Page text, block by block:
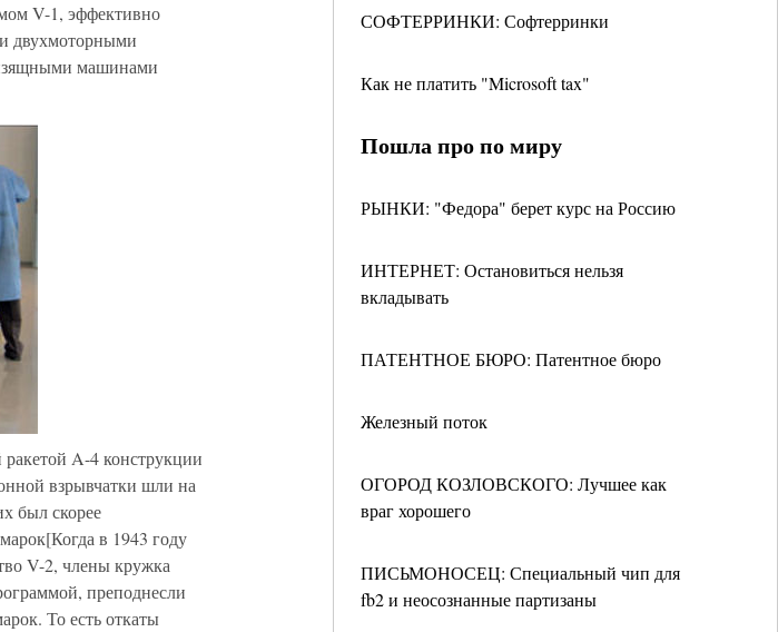
СОФТЕРРИНКИ: Софтерринки
Как не платить "Microsoft tax"
Пошла про по миру
РЫНКИ: "Федора" берет курс на Россию
ИНТЕРНЕТ: Остановиться нельзя
вкладывать
ПАТЕНТНОЕ БЮРО: Патентное бюро
Железный поток
ОГОРОД КОЗЛОВСКОГО: Лучшее как
враг хорошего
ПИСЬМОНОСЕЦ: Специальный чип для
fb2 и неосознанные партизаны
V-1, эффективно
двухмоторными
машинами
A-4 конструкции
взрывчатки шли на
был скорее
в 1943 году
V-2, члены кружка
преподнесли
То есть откаты